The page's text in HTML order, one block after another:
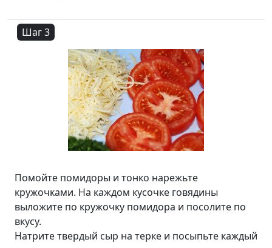
Шаг 3
Помойте помидоры и тонко нарежьте
кружочками. На каждом кусочке говядины
выложите по кружочку помидора и посолите по
вкусу.
Натрите твердый сыр на терке и посыпьте каждый